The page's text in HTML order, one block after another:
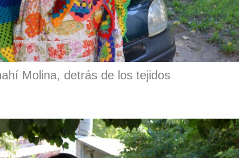
Molina, detrás de los tejidos